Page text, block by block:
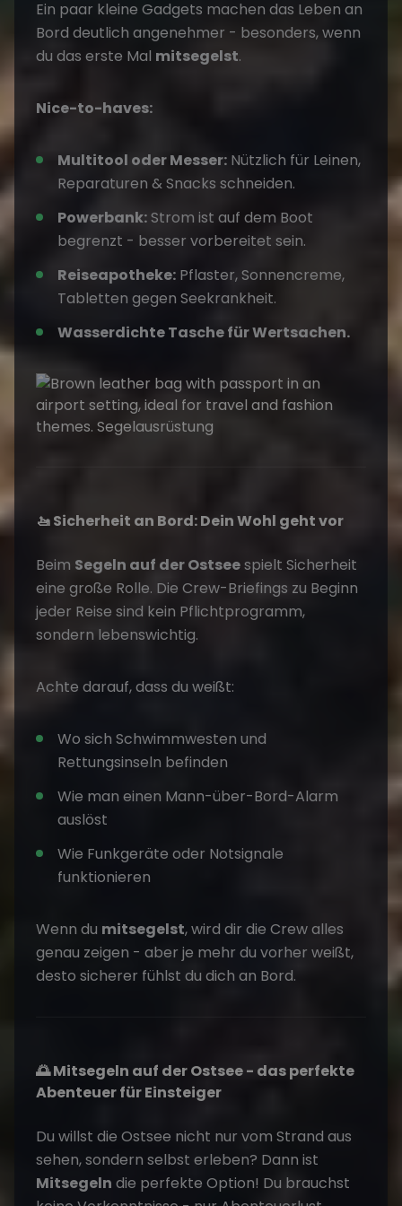
Ein paar kleine Gadgets machen das Leben an
Bord deutlich angenehmer - besonders, wenn
du das erste Mal mitsegelst.
Nice-to-haves:
Multitool oder Messer: Nützlich für Leinen,
Reparaturen & Snacks schneiden.
Powerbank:Strom ist auf dem Boot
begrenzt - besser vorbereitet sein.
Reiseapotheke: Pflaster, Sonnencreme,
Tabletten gegen Seekrankheit.
Wasserdichte Tasche für Wertsachen.
🚤 Sicherheit an Bord: Dein Wohl geht vor
Beim Segeln auf der Ostseespielt Sicherheit
eine große Rolle. Die Crew-Briefings zu Beginn
jeder Reise sind kein Pflichtprogramm,
sondern lebenswichtig.
Achte darauf, dass du weißt:
Wo sich Schwimmwesten und
Rettungsinseln befinden
Wie man einen Mann-über-Bord-Alarm
auslöst
Wie Funkgeräte oder Notsignale
funktionieren
Wenn du mitsegelst, wird dir die Crew alles
genau zeigen - aber je mehr du vorher weißt,
desto sicherer fühlst du dich an Bord.
🌅 Mitsegeln auf der Ostsee - das perfekte
Abenteuer für Einsteiger
Du willst die Ostsee nicht nur vom Strand aus
sehen, sondern selbst erleben? Dann ist
Mitsegeln die perfekte Option! Du brauchst